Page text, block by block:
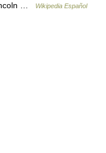
…
Wikipedia Español